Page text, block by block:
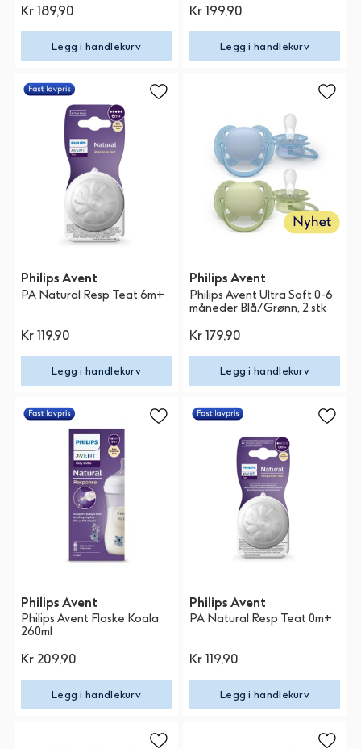
Kr 189,90
Legg i handlekurv
Kr 199,90
Legg i handlekurv
Philips Avent
PA Natural Resp Teat 6m+
Kr 119,90
Legg i handlekurv
Philips Avent
Philips Avent Ultra Soft 0-6
måneder Blå/Grønn, 2 stk
Kr 179,90
Legg i handlekurv
Philips Avent
Philips Avent Flaske Koala
260ml
Kr 209,90
Legg i handlekurv
Philips Avent
PA Natural Resp Teat 0m+
Kr 119,90
Legg i handlekurv